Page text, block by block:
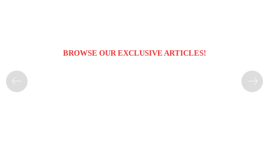
BROWSE OUR EXCLUSIVE ARTICLES!